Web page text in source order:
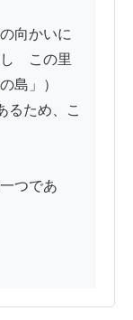
向かいに
　この里
島」）
るため、こ
つであ